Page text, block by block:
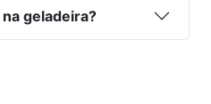
geladeira?